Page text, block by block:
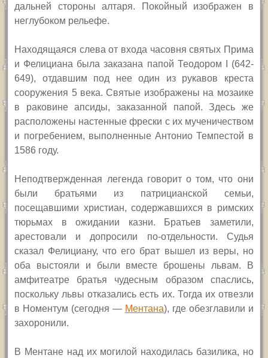
дальней стороны алтаря. Покойный изображен в
неглубоком рельефе.
Находящаяся слева от входа часовня святых Прима
и Фелициана была заказана папой Теодором
(642-
649), отдавшим под нее один из рукавов креста
сооружения 5 века. Святые изображены на мозаике
в раковине апсиды, заказанной папой. Здесь же
расположены настенные фрески с их мученичеством
и погребением, выполненные Антонио Темпестой в
1586 году.
Неподтвержденная легенда говорит о том, что они
были братьями из патрицианской семьи,
посещавшими христиан, содержавшихся в римских
тюрьмах в ожидании казни. Братьев заметили,
арестовали и допросили по-отдельности. Судья
сказал Фелициану, что его брат вышел из веры, но
оба выстояли и были вместе брошены львам. В
амфитеатре братья чудесным образом спаслись,
поскольку львы отказались есть их. Тогда их отвезли
в Номентум (сегодня — Ментана), где обезглавили и
захоронили.
В Ментане над их могилой находилась базилика, но